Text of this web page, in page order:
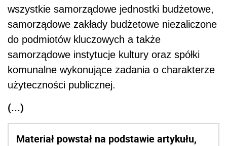
wszystkie samorządowe jednostki budżetowe,
samorządowe zakłady budżetowe niezaliczone
do podmiotów kluczowych a także
samorządowe instytucje kultury oraz spółki
komunalne wykonujące zadania o charakterze
użyteczności publicznej.
(...)
Materiał powstał na podstawie artykułu,